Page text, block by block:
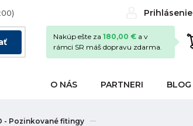
Prihlásenie
Nakúp ešte za 180,00 € a v
rámci SR máš dopravu zdarma.
O NÁS PARTNERI BLOG
- Pozinkované fitingy